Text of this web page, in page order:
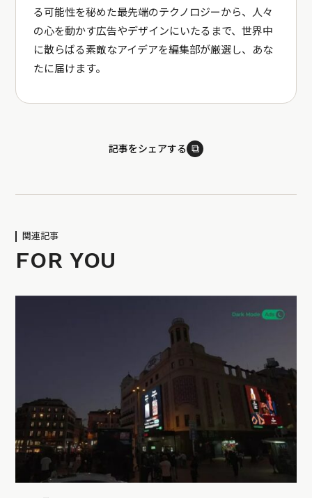
る可能性を秘めた最先端のテクノロジーから、人々
の心を動かす広告やデザインにいたるまで、世界中
に散らばる素敵なアイデアを編集部が厳選し、あな
たに届けます。
記事をシェアする ⧉
関連記事
FOR YOU